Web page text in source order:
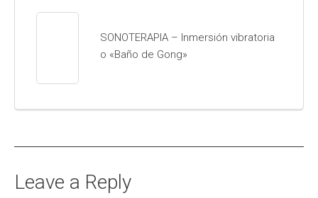
SONOTERAPIA – Inmersión vibratoria
o «Baño de Gong»
Leave a Reply